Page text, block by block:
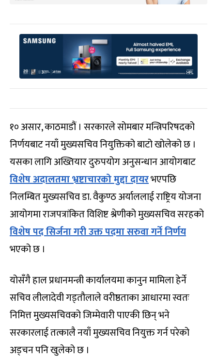
१० असार, काठमाडौं । सरकारले सोमबार मन्त्रिपरिषदको
निर्णयबाट नयाँ मुख्यसचिव नियुक्तिको बाटो खोलेको छ ।
यसका लागि अख्तियार दुरुपयोग अनुसन्धान आयोगबाट
विशेष अदालतमा भ्रष्टाचारको मुद्दा दायरभएपछि
निलम्बित मुख्यसचिव डा. वैकुण्ठ अर्याललाई राष्ट्रिय योजना
आयोगमा राजपत्रांकित विशिष्ट श्रेणीको मुख्यसचिव सरहको
विशेष पद सिर्जना गरी उक्त पदमा सरुवा गर्ने निर्णय
भएको छ ।
योसँगै हाल प्रधानमन्त्री कार्यालयमा कानुन मामिला हेर्ने
सचिव लीलादेवी गड्तौलाले वरीष्ठताका आधारमा स्वतः
निमित्त मुख्यसचिवको जिम्मेवारी पाएकी छिन् भने
सरकारलाई तत्कालै नयाँ मुख्यसचिव नियुक्त गर्न परेको
अड्चन पनि खुलेको छ ।